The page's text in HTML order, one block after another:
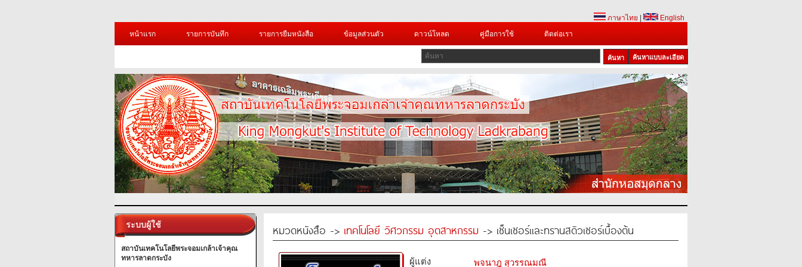
ภาษาไทย
English
หน้าแรก
รายการบันทึก รายการยืมหนังสือ ข้อมูลส่วนตัว ดาวน์โหลด คู่มือการใช้ ติดต่อเรา
ค้นหาแบบละเอียด
ระบบผู้ใช้
สถาบันเทคโนโลยีพระจอมเกล้าเจ้าคุณ
ทหารลาดกระบัง
หมวดหนังสือ -> เทคโนโลยี วิศวกรรม อุตสาหกรรม -> เซ็นเซอร์และทรานสดิวเซอร์เบื้องต้น
ผู้แต่ง พจนาฎ สุวรรณมณี